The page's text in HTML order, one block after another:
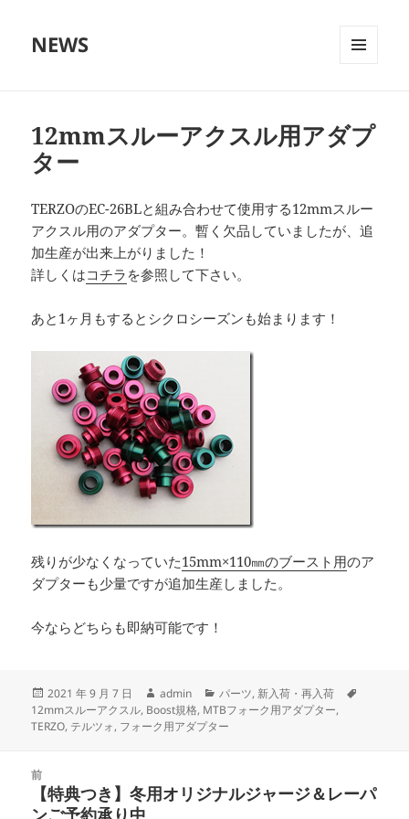
NEWS
ット
12mmスルーアクスル用アダプ
ター
TERZOのEC-26BLと組み合わせて使用する12mmスルー
アクスル用のアダプター。暫く欠品していましたが、追
加生産が出来上がりました！
詳しくはコチラ を参照して下さい。
あと1ヶ月もするとシクロシーズンも始まります！
残りが少なくなっていた15mm×110㎜のブースト用のア
ダプターも少量ですが追加生産しました。
今ならどちらも即納可能です！
投
稿
日:
2021 年 9 月 7 日
作
成
者
admin
カ
テ
ゴ
パーツ, 新入荷・再入荷
12mmスルーアクスル, Boost規格, MTBフォーク用アダプター,
TERZO, テルツォ, フォーク用アダプター
前
前【特典つき】冬用オリジナルジャージ＆レーパ